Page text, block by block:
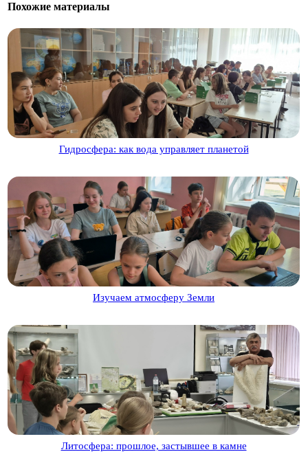
Похожие материалы
Гидросфера: как вода управляет планетой
Изучаем атмосферу Земли
Литосфера: прошлое, застывшее в камне